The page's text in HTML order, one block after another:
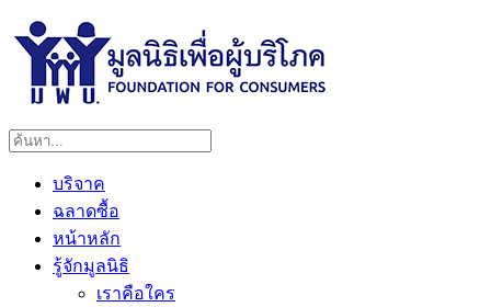
บริจาค
ฉลาดซื้อ
หน้าหลัก
รู้จักมูลนิธิ
เราคือใคร